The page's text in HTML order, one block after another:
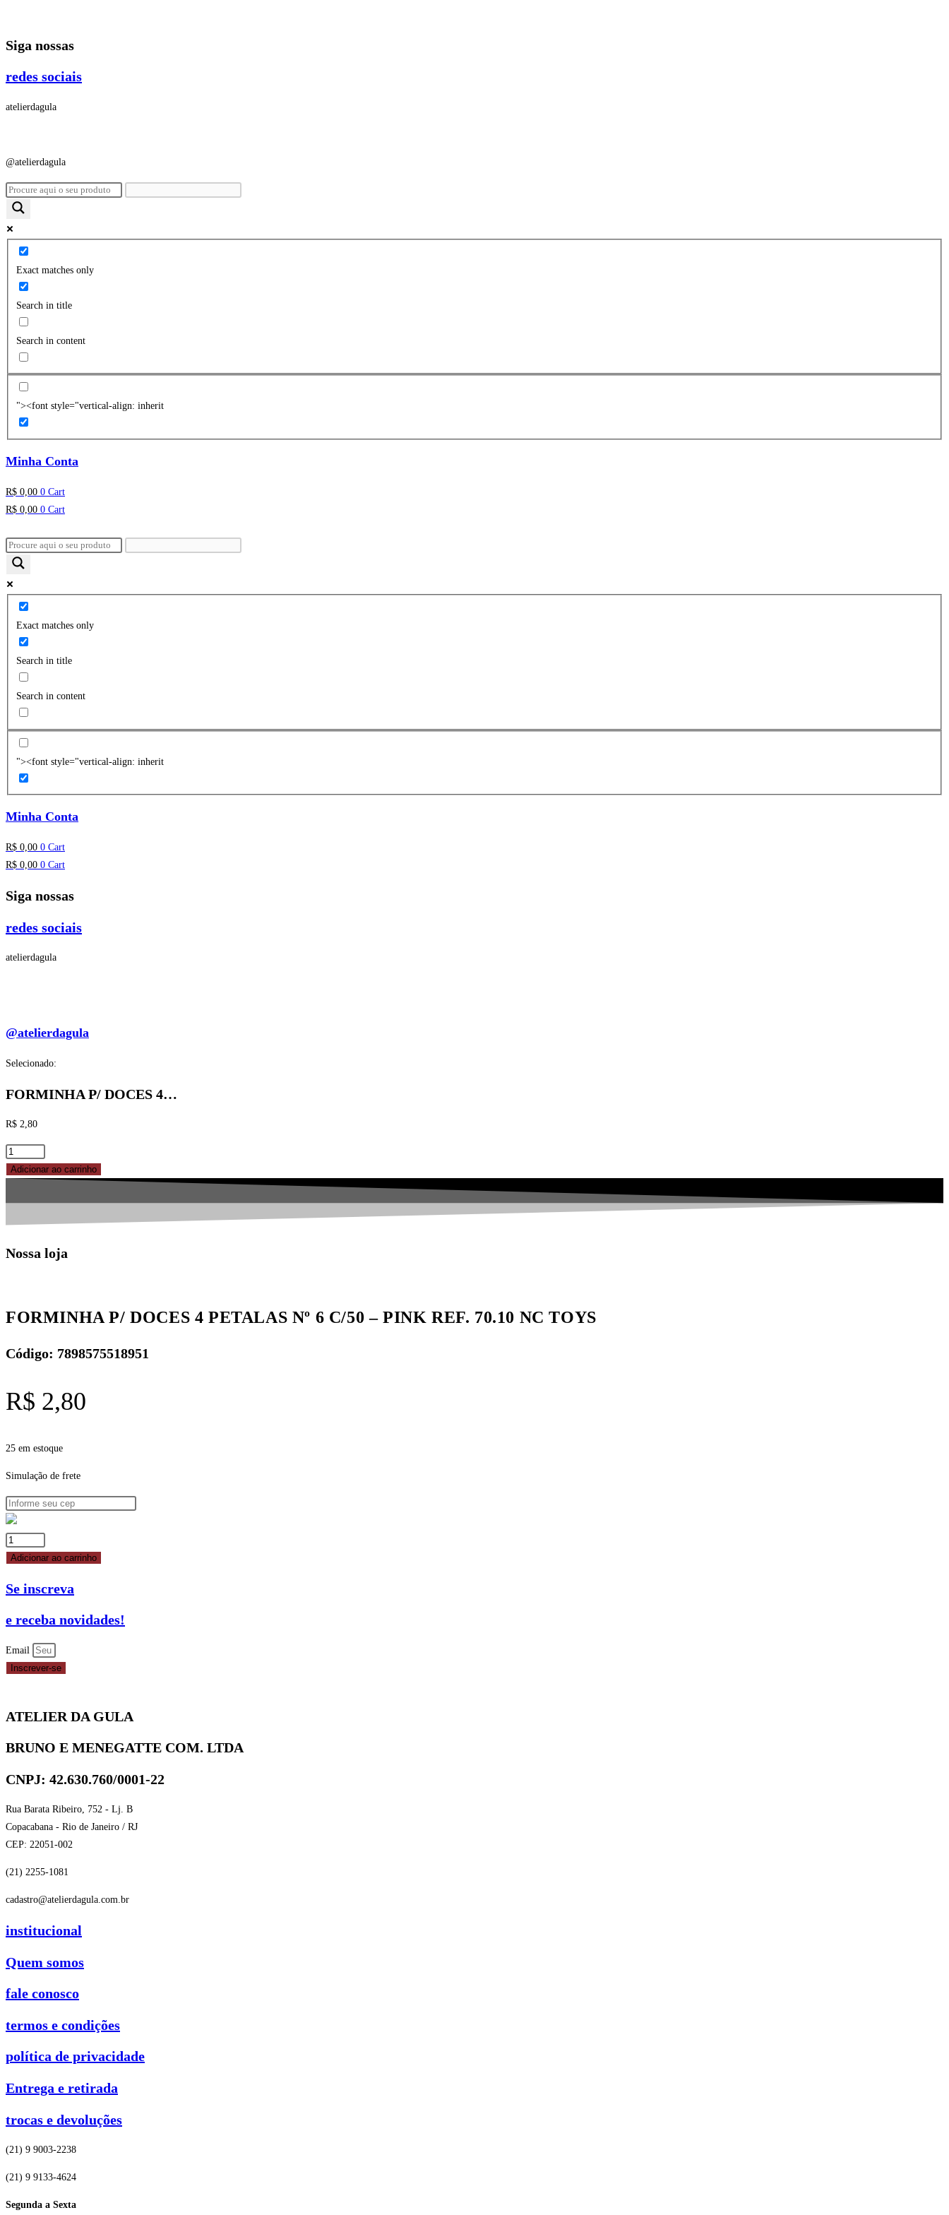
o
Siga nossas
redes sociais
atelierdagula
@atelierdagula
Exact matches only
Search in title
Search in content
"><font style="vertical-align: inherit
Minha Conta
R$ 0,00 0 Cart
R$ 0,00 0 Cart
Exact matches only
Search in title
Search in content
"><font style="vertical-align: inherit
Minha Conta
R$ 0,00 0 Cart
R$ 0,00 0 Cart
Siga nossas
redes sociais
atelierdagula
@atelierdagula
Selecionado:
FORMINHA P/ DOCES 4…
R$ 2,80
FORMINHA
P/
4
PETALAS
6
PINK
quantidade
Adicionar ao carrinho
Nossa loja
FORMINHA P/ DOCES 4 PETALAS Nº 6 C/50 – PINK REF. 70.10 NC TOYS
Código: 7898575518951
R$ 2,80
25 em estoque
Simulação de frete
FORMINHA
P/
4
Nº
6
C/50
REF.
NC
quantidade
Adicionar ao carrinho
Se inscreva
e receba novidades!
Email
Inscrever-se
ATELIER DA GULA
BRUNO E MENEGATTE COM. LTDA
CNPJ: 42.630.760/0001-22
Rua Barata Ribeiro, 752 - Lj. B
Copacabana - Rio de Janeiro / RJ
CEP: 22051-002
(21) 2255-1081
cadastro@atelierdagula.com.br
institucional
Quem somos
fale conosco
termos e condições
política de privacidade
Entrega e retirada
trocas e devoluções
(21) 9 9003-2238
(21) 9 9133-4624
Segunda a Sexta